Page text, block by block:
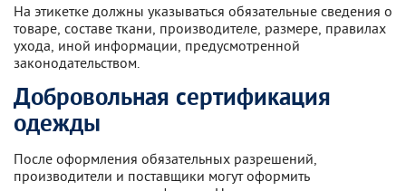
На этикетке должны указываться обязательные сведения о
товаре, составе ткани, производителе, размере, правилах
ухода, иной информации, предусмотренной
законодательством.
Добровольная сертификация
одежды
После оформления обязательных разрешений,
производители и поставщики могут оформить